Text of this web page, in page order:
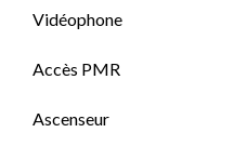
Vidéophone
Accès PMR
Ascenseur